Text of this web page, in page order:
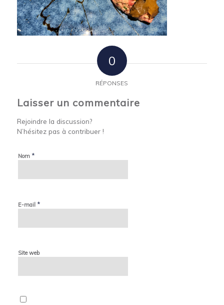
0
RÉPONSES
Laisser un commentaire
Rejoindre la discussion?
N’hésitez pas à contribuer !
Nom *
E-mail *
Site web